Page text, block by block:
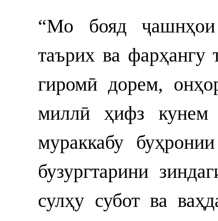
“Мо бояд
таърих ва фарҳангу
гиромӣ дорем,
миллӣ ҳифз
мураккабу
бузургтарини
сулҳу субот ва